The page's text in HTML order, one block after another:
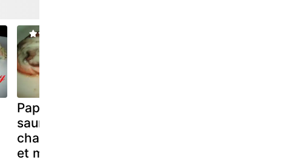
Papillotes de
saumon
champignons
et mozzarella